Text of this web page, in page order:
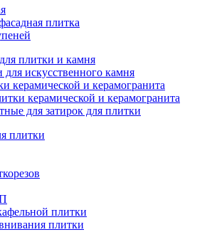
плитка
плитки и камня
для искусственного камня
керамической и керамогранита
керамической и керамогранита
для затирок для плитки
плитки
плитки
плитки